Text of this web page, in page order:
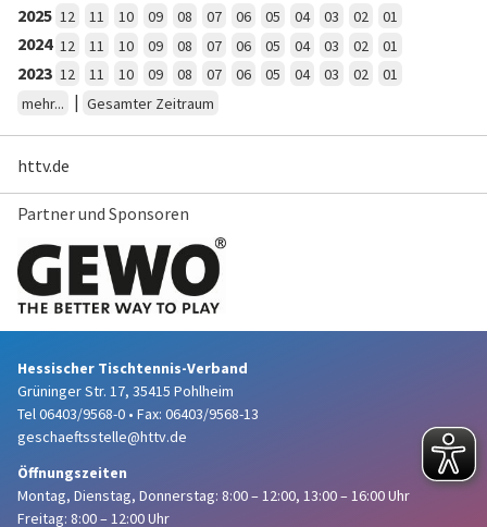
2025 12 11 10 09 08 07 06 05 04 03 02 01
2024 12 11 10 09 08 07 06 05 04 03 02 01
2023 12 11 10 09 08 07 06 05 04 03 02
01
mehr...
| Gesamter Zeitraum
httv.de
Partner und Sponsoren
Hessischer Tischtennis-Verband
Grüninger Str. 17, 35415 Pohlheim
Tel 06403/9568-0 • Fax: 06403/9568-13
geschaeftsstelle@httv.de
Öffnungszeiten
Montag, Dienstag, Donnerstag: 8:00 – 12:00, 13:00 – 16:00 Uhr
Freitag: 8:00 – 12:00 Uhr